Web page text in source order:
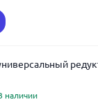
наличии